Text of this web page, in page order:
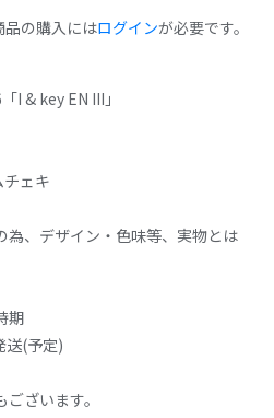
品の購入にはログインが必要です。
I & key EN III」
チェキ
、デザイン・色味等、実物とは
期
送(予定)
ざいます。